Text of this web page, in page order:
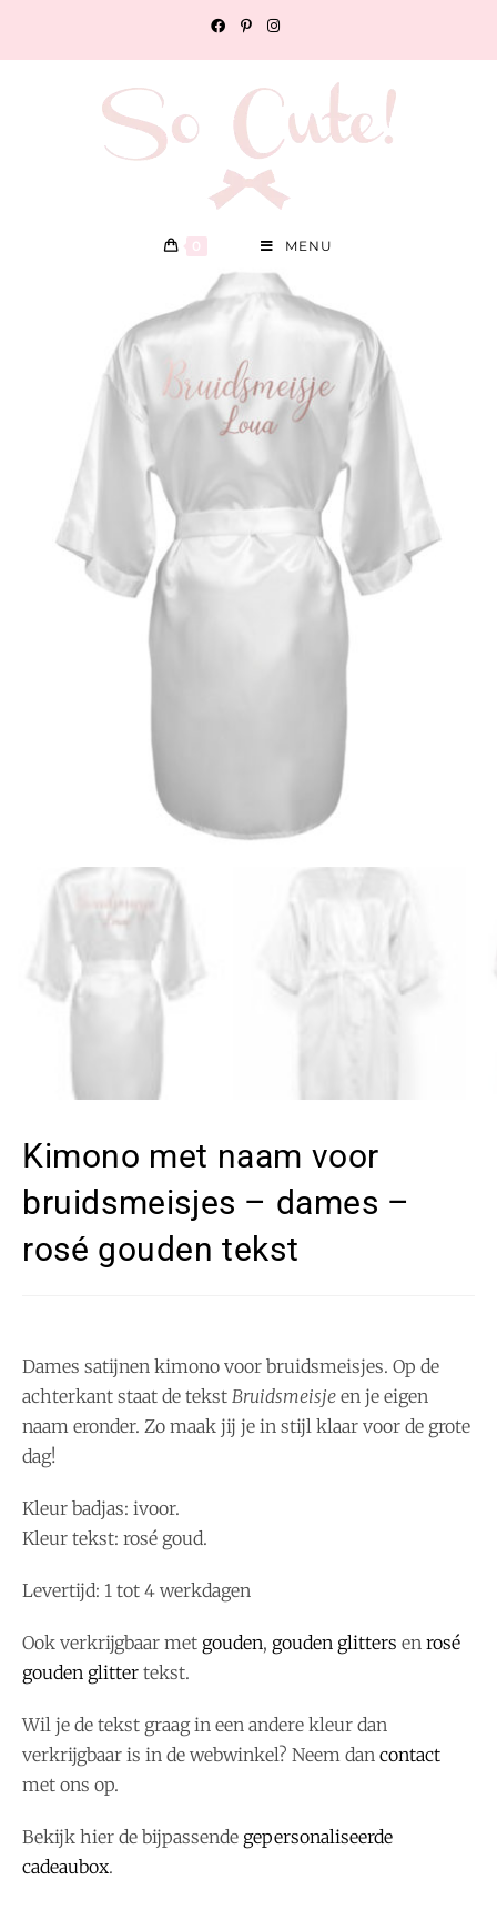
0 MENU
Kimono met naam voor
bruidsmeisjes – dames –
rosé gouden tekst
Dames satijnen kimono voor bruidsmeisjes. Op de
achterkant staat de tekst Bruidsmeisje en je eigen
naam eronder. Zo maak jij je in stijl klaar voor de grote
dag!
Kleur badjas: ivoor.
Kleur tekst: rosé goud.
Levertijd: 1 tot 4 werkdagen
Ook verkrijgbaar met gouden, gouden glitters en rosé
gouden glitter tekst.
Wil je de tekst graag in een andere kleur dan
verkrijgbaar is in de webwinkel? Neem dan contact
met ons op.
Bekijk hier de bijpassende gepersonaliseerde
cadeaubox.